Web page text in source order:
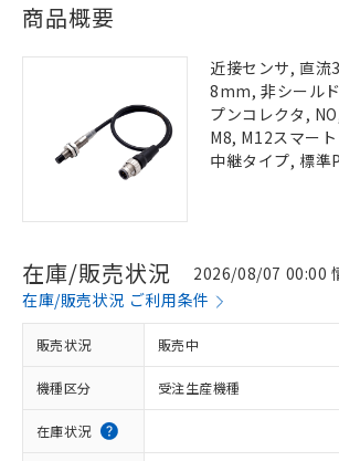
商品概要
近接センサ, 直流
8mm, 非シール
プンコレクタ,
M8, M12スマー
中継タイプ, 標準
在庫/販売状況
2026/08/07 00:00
在庫/販売状況 ご利用条件
販売状況 販売中
機種区分 受注生産機種
在庫状況